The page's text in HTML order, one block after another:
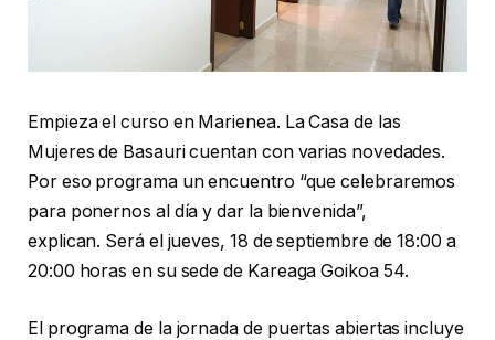
Empieza el curso en Marienea. La Casa de las
Mujeres de Basauri cuentan con varias novedades.
Por eso programa un encuentro “que celebraremos
para ponernos al día y dar la bienvenida”,
explican. Será el jueves, 18 de septiembre de 18:00 a
20:00 horas en su sede de Kareaga Goikoa 54.
El programa de la jornada de puertas abiertas incluye